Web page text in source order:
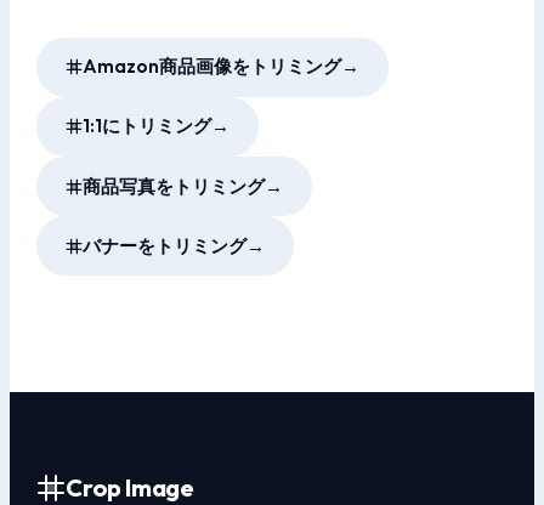
Amazon商品画像をトリミング→
1:1にトリミング→
商品写真をトリミング→
バナーをトリミング→
Crop Image